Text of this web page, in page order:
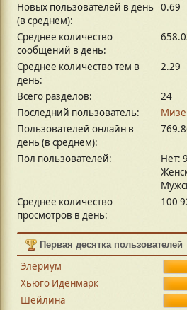
Новых пользователей в день
(в среднем):
0.69
Среднее количество
сообщений в день:
Среднее количество тем в
день:
2.29
Всего разделов:
24
Последний пользователь:
Пользователей онлайн в
день (в среднем):
Пол пользователей:
Нет:
Среднее количество
просмотров в день:
100
Первая десятка пользователей
Элериум
Хьюго Иденмарк
Шейлина